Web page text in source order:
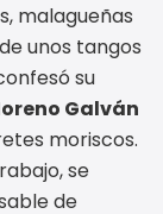
malagueñas
unos tangos
su
Galván
moriscos.
se
de